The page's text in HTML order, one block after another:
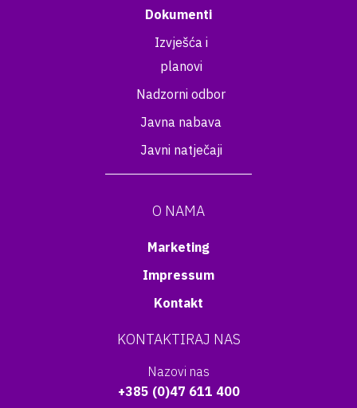
Dokumenti
Izvješća i
planovi
Nadzorni odbor
Javna nabava
Javni natječaji
O NAMA
Marketing
Impressum
Kontakt
KONTAKTIRAJ NAS
Nazovi nas
+385 (0)47 611 400